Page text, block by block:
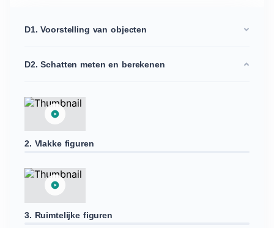
D1. Voorstelling van objecten
D2. Schatten meten en berekenen
2. Vlakke figuren
3. Ruimtelijke figuren